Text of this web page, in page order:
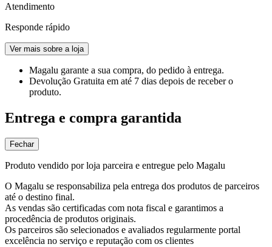
Atendimento
Responde rápido
Ver mais sobre a loja
Magalu garante a sua compra, do pedido à entrega.
Devolução Gratuita em até 7 dias depois de receber o
produto.
Entrega e compra garantida
Fechar
Produto vendido por loja parceira e entregue pelo Magalu
O Magalu se responsabiliza pela entrega dos produtos de parceiros
até o destino final.
As vendas são certificadas com nota fiscal e garantimos a
procedência de produtos originais.
Os parceiros são selecionados e avaliados regularmente portal
excelência no serviço e reputação com os clientes